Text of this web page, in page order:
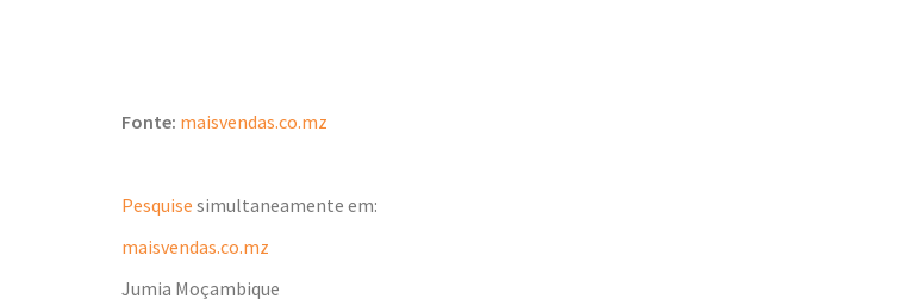
Fonte: maisvendas.co.mz
Pesquise simultaneamente em:
maisvendas.co.mz
Jumia Moçambique